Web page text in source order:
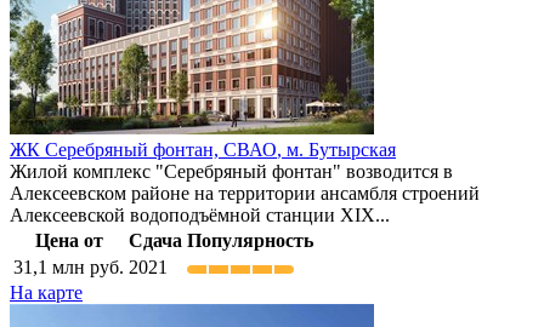
ЖК Серебряный фонтан, СВАО, м. Бутырская
Жилой комплекс "Серебряный фонтан" возводится в
Алексеевском районе на территории ансамбля строений
Алексеевской водоподъёмной станции XIX...
Цена от
Сдача Популярность
31,1 млн руб. 2021
На карте